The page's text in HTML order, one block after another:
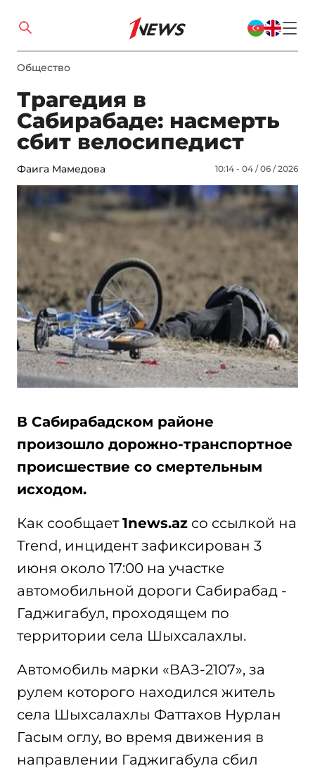
Общество
Трагедия в
Сабирабаде: насмерть
сбит велосипедист
Фаига Мамедова 10:14 - 04 / 06 / 2026
В Сабирабадском районе
произошло дорожно-транспортное
происшествие со смертельным
исходом.
Как сообщает1news.az со ссылкой на
Trend, инцидент зафиксирован 3
июня около 17:00 на участке
автомобильной дороги Сабирабад -
Гаджигабул, проходящем по
территории села Шыхсалахлы.
Автомобиль марки «ВАЗ-2107», за
рулем которого находился житель
села Шыхсалахлы Фаттахов Нурлан
Гасым оглу, во время движения в
направлении Гаджигабула сбил